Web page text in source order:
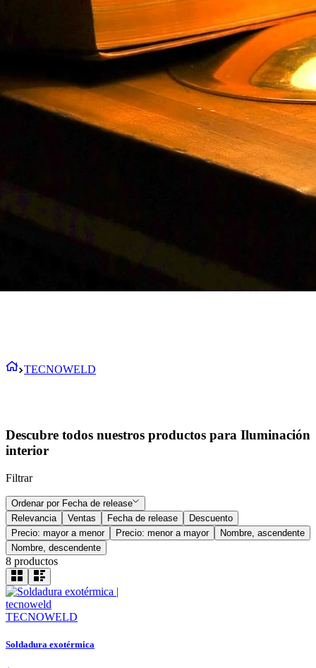
TECNOWELD
Descubre todos nuestros productos para Iluminación
interior
Filtrar
Ordenar por Fecha de release
Relevancia
Ventas Fecha de release
Descuento
Precio: mayor a menor
Precio: menor a mayor
Nombre, ascendente
Nombre, descendente
8 productos
TECNOWELD
Soldadura exotérmica